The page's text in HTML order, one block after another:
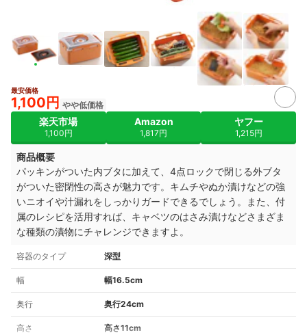
最安価格
1,100円 やや低価格
楽天市場
1,100円
Amazon
1,817円
ヤフー
1,215円
商品概要
パッキンがついた内ブタに加えて、4点ロックで閉じる外ブタ
がついた密閉性の高さが魅力です。キムチやぬか漬けなどの強
いニオイや汁漏れをしっかりガードできるでしょう。また、付
属のレシピを活用すれば、キャベツのはさみ漬けなどさまざま
な種類の漬物にチャレンジできますよ。
容器のタイプ 深型
幅 幅16.5cm
奥行 奥行24cm
高さ 高さ11cm